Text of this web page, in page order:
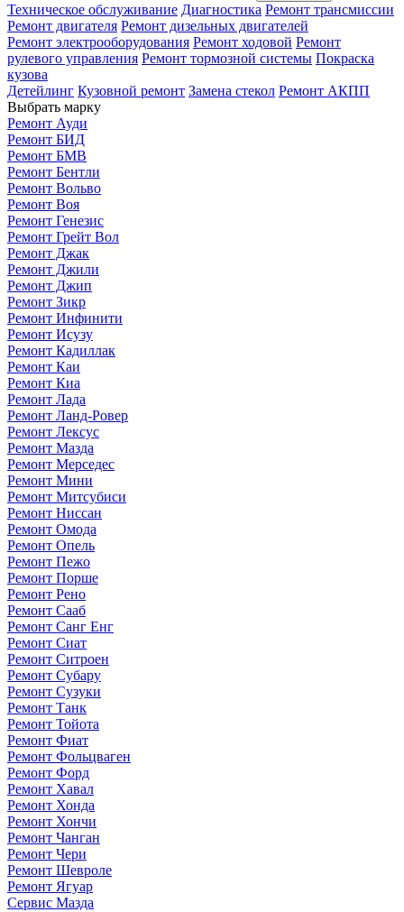
Техническое обслуживание Диагностика Ремонт трансмиссии
Ремонт двигателя Ремонт дизельных двигателей
Ремонт электрооборудования Ремонт ходовой Ремонт
рулевого управления Ремонт тормозной системы Покраска
кузова
Детейлинг Кузовной ремонт Замена стекол Ремонт АКПП
Выбрать марку
Ремонт Ауди
Ремонт БИД
Ремонт БМВ
Ремонт Бентли
Ремонт Вольво
Ремонт Воя
Ремонт Генезис
Ремонт Грейт Вол
Ремонт Джак
Ремонт Джили
Ремонт Джип
Ремонт Зикр
Ремонт Инфинити
Ремонт Исузу
Ремонт Кадиллак
Ремонт Каи
Ремонт Киа
Ремонт Лада
Ремонт Ланд-Ровер
Ремонт Лексус
Ремонт Мазда
Ремонт Мерседес
Ремонт Мини
Ремонт Митсубиси
Ремонт Ниссан
Ремонт Омода
Ремонт Опель
Ремонт Пежо
Ремонт Порше
Ремонт Рено
Ремонт Сааб
Ремонт Санг Енг
Ремонт Сиат
Ремонт Ситроен
Ремонт Субару
Ремонт Сузуки
Ремонт Танк
Ремонт Тойота
Ремонт Фиат
Ремонт Фольцваген
Ремонт Форд
Ремонт Хавал
Ремонт Хонда
Ремонт Хончи
Ремонт Чанган
Ремонт Чери
Ремонт Шевроле
Ремонт Ягуар
Сервис Мазда